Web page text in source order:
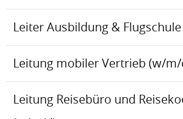
Leiter Ausbildung &
Leitung mobiler Vertrieb (w/
Leitung Reisebüro und